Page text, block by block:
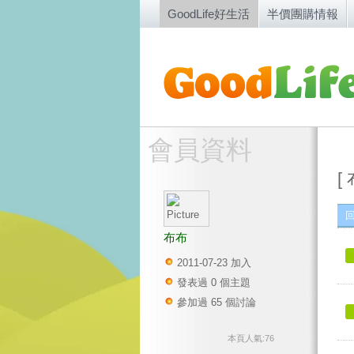
GoodLife好生活 半價團購情報
會員資料
布布
2011-07-23 加入
發表過 0 個主題
參加過 65 個討論
本頁人氣:76
[